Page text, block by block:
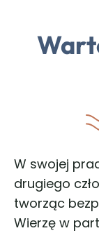
W swojej
drugiego
tworząc
Wierzę w